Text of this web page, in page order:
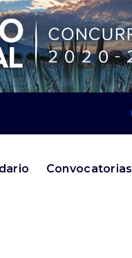
Convocatorias